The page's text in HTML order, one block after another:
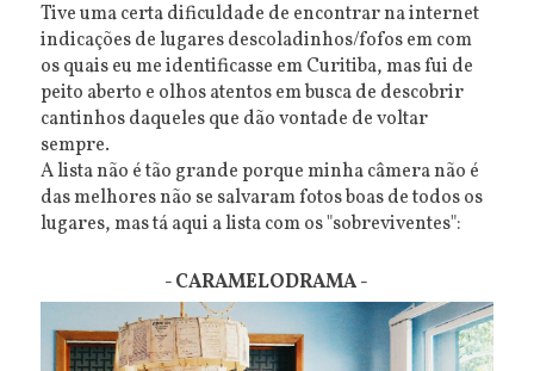
Tive uma certa dificuldade de encontrar na internet
indicações de lugares descoladinhos/fofos em com
os quais eu me identificasse em Curitiba, mas fui de
peito aberto e olhos atentos em busca de descobrir
cantinhos daqueles que dão vontade de voltar
sempre.
A lista não é tão grande porque minha câmera não é
das melhores não se salvaram fotos boas de todos os
lugares, mas tá aqui a lista com os "sobreviventes":
- CARAMELODRAMA -